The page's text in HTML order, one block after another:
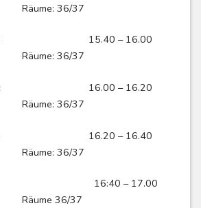
36/37
/ 7a 15.40 – 16.00
36/37
/ 7c 16.00 – 16.20
36/37
/ 7b 16.20 – 16.40
36/37
16:40 – 17.00
36/37